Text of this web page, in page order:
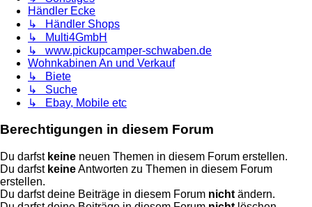
Händler Ecke
↳ Händler Shops
↳ Multi4GmbH
↳ www.pickupcamper-schwaben.de
Wohnkabinen An und Verkauf
↳ Biete
↳ Suche
↳ Ebay, Mobile etc
Berechtigungen in diesem Forum
Du darfst keine neuen Themen in diesem Forum erstellen.
Du darfst keineAntworten zu Themen in diesem Forum
erstellen.
Du darfst deine Beiträge in diesem Forum nicht ändern.